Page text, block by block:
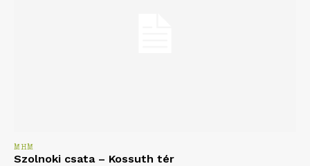
MHM
Szolnoki csata – Kossuth tér